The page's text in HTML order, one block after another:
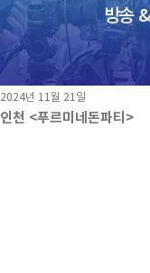
방송
인천 <푸르미네돈파티>
2024년 11월 21일